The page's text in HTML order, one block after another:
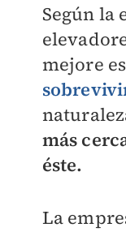
Según la
mejore
más
éste.
La